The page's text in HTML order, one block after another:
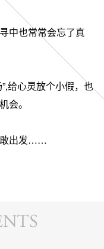
中也常常会忘了真
给心灵放个小假，也
会。
敢出发……